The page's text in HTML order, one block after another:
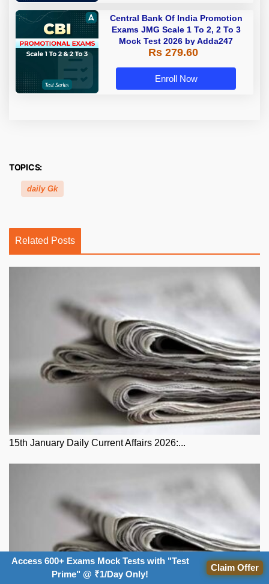
Central Bank Of India Promotion
Exams JMG Scale 1 To 2, 2 To 3
Mock Test 2026 by Adda247
Rs 279.60
Enroll Now
TOPICS:
daily Gk
Related Posts
15th January Daily Current Affairs 2026:...
Access 600+ Exams Mock Tests with "Test
Prime" @ ₹1/Day Only!
Claim Offer